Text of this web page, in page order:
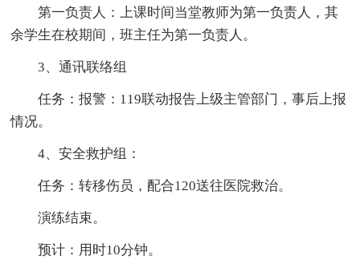
第一负责人：上课时间当堂教师为第一负责人，其
余学生在校期间，班主任为第一负责人。
3、通讯联络组
任务：报警：119联动报告上级主管部门，事后上报
情况。
4、安全救护组：
任务：转移伤员，配合120送往医院救治。
演练结束。
预计：用时10分钟。